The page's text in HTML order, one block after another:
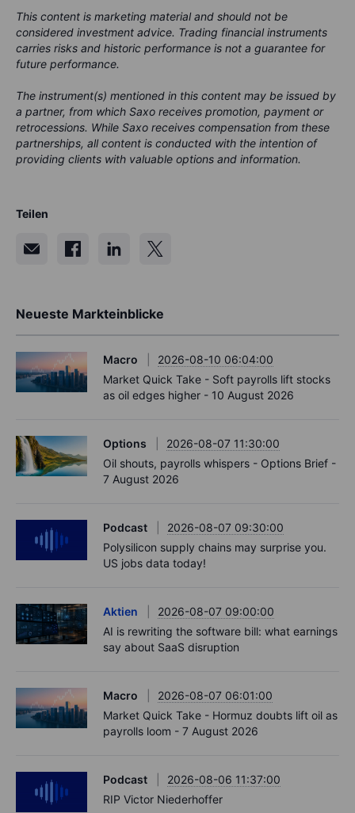
This content is marketing material and should not be
considered investment advice. Trading financial instruments
carries risks and historic performance is not a guarantee for
future performance.
The instrument(s) mentioned in this content may be issued by
a partner, from which Saxo receives promotion, payment or
retrocessions. While Saxo receives compensation from these
partnerships, all content is conducted with the intention of
providing clients with valuable options and information.
Teilen
Neueste Markteinblicke
Macro
2026-08-10 06:04:00
Market Quick Take - Soft payrolls lift stocks
as oil edges higher - 10 August 2026
Options
2026-08-07 11:30:00
Oil shouts, payrolls whispers - Options Brief -
7 August 2026
Podcast
2026-08-07 09:30:00
Polysilicon supply chains may surprise you.
US jobs data today!
Aktien
2026-08-07 09:00:00
AI is rewriting the software bill: what earnings
say about SaaS disruption
Macro
2026-08-07 06:01:00
Market Quick Take - Hormuz doubts lift oil as
payrolls loom - 7 August 2026
Podcast
2026-08-06 11:37:00
RIP Victor Niederhoffer